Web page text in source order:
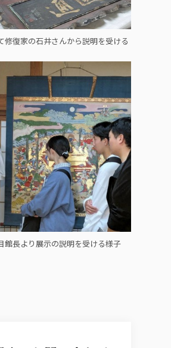
修復家の石井さんから説明を受ける
館長より展示の説明を受ける様子